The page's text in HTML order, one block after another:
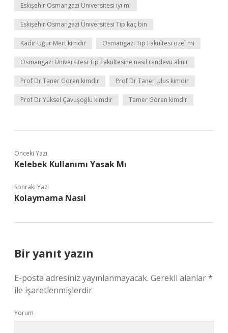
Eskişehir Osmangazi Üniversitesi iyi mi
Eskişehir Osmangazi Üniversitesi Tıp kaç bin
Kadir Uğur Mert kimdir Osmangazi Tıp Fakültesi özel mi
Osmangazi Üniversitesi Tıp Fakültesine nasıl randevu alınır
Prof Dr Taner Gören kimdir Prof Dr Taner Ulus kimdir
Prof Dr Yüksel Çavuşoğlu kimdir Tamer Gören kimdir
Önceki Yazı
Kelebek Kullanımı Yasak Mı
Sonraki Yazı
Kolaymama Nasıl
Bir yanıt yazın
E-posta adresiniz yayınlanmayacak. Gerekli alanlar*
ile işaretlenmişlerdir
Yorum